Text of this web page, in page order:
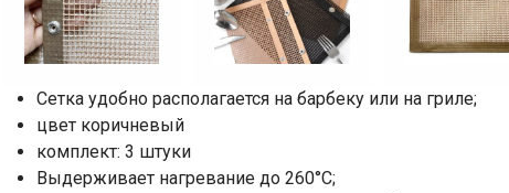
Сетка удобно располагается на барбеку или на гриле;
цвет коричневый
комплект: 3 штуки
Выдерживает нагревание до 260°С;